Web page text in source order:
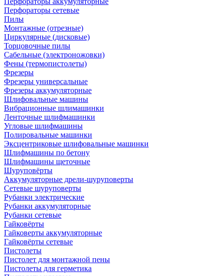
Перфораторы сетевые
Пилы
Монтажные (отрезные)
Циркулярные (дисковые)
Торцовочные пилы
Сабельные (электроножовки)
Фены (термопистолеты)
Фрезеры
Фрезеры универсальные
Фрезеры аккумуляторные
Шлифовальные машины
Вибрационные шлимашинки
Ленточные шлифмашинки
Угловые шлифмашины
Полировальные машинки
Эксцентриковые шлифовальные машинки
Шлифмашины по бетону
Шлифмашины щеточные
Шуруповёрты
Аккумуляторные дрели-шуруповерты
Сетевые шуруповерты
Рубанки электрические
Рубанки аккумуляторные
Рубанки сетевые
Гайковёрты
Гайковерты аккумуляторные
Гайковёрты сетевые
Пистолеты
Пистолет для монтажной пены
Пистолеты для герметика